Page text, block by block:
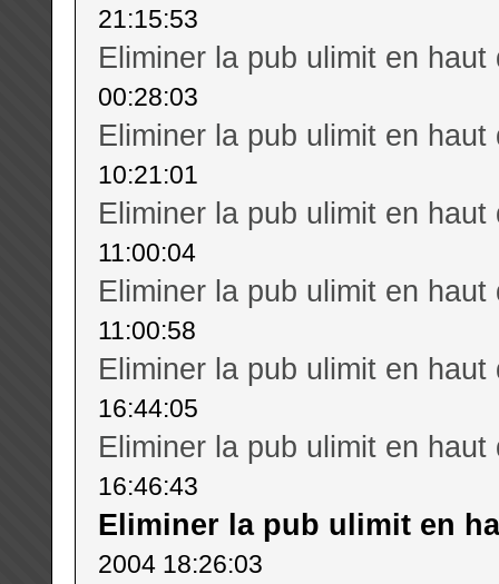
21:15:53
Eliminer la pub ulimit en haut
00:28:03
Eliminer la pub ulimit en haut
10:21:01
Eliminer la pub ulimit en haut
11:00:04
Eliminer la pub ulimit en haut
11:00:58
Eliminer la pub ulimit en haut
16:44:05
Eliminer la pub ulimit en haut
16:46:43
Eliminer la pub ulimit en
2004 18:26:03